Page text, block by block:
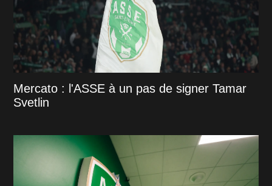
Mercato : l'ASSE à un pas de signer Tamar
Svetlin